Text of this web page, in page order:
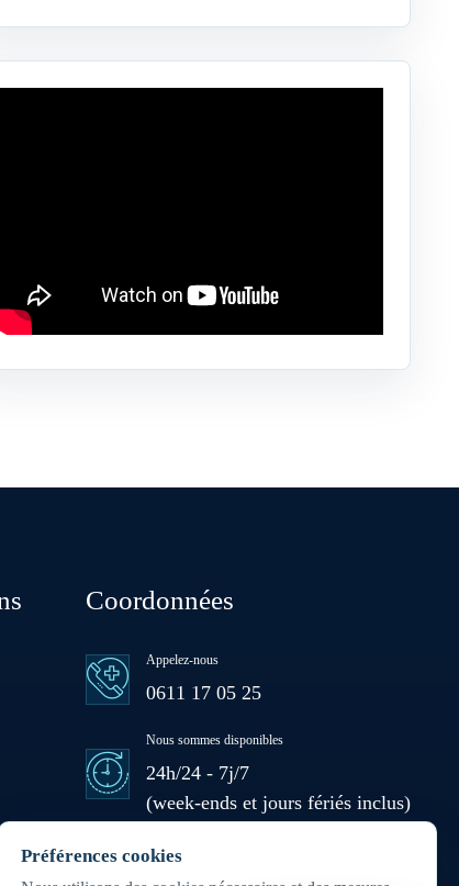
Préférences cookies
Boulanouare
El Borouj
Guisser
Coordonnées
Appelez-nous
0611 17 05 25
Nous sommes disponibles
24h/24 - 7j/7
(week-ends et jours fériés inclus)
Zone d'intervention